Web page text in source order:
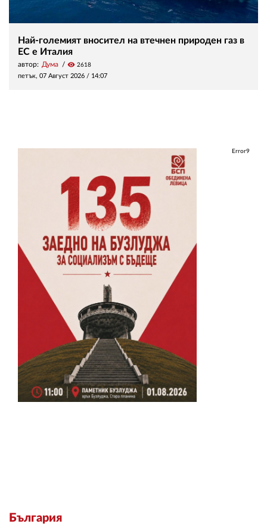
Най-големият вносител на втечнен природен газ в
ЕС е Италия
автор: Дума visibility 2618
петък, 07 Август 2026 / 14:07
Error9
България